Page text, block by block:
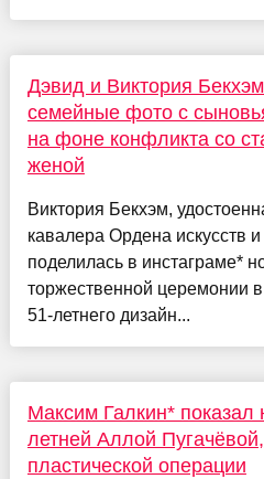
Дэвид и Виктория
семейные фото с
на фоне конфликта со
женой
Виктория Бекхэм,
кавалера Ордена искусств
поделилась в инстаграме*
торжественной церемонии
51-летнего дизайн...
Максим Галкин*
летней Аллой
пластической операции